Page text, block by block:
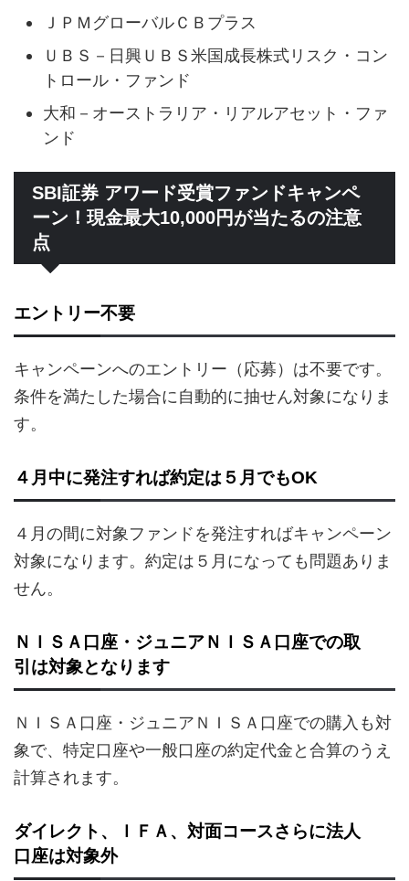
ＪＰＭグローバルＣＢプラス
ＵＢＳ－日興ＵＢＳ米国成長株式リスク・コン
トロール・ファンド
大和－オーストラリア・リアルアセット・ファ
ンド
SBI証券 アワード受賞ファンドキャンペ
ーン！現金最大10,000円が当たるの注意
点
エントリー不要
キャンペーンへのエントリー（応募）は不要です。
条件を満たした場合に自動的に抽せん対象になりま
す。
４月中に発注すれば約定は５月でもOK
４月の間に対象ファンドを発注すればキャンペーン
対象になります。約定は５月になっても問題ありま
せん。
ＮＩＳＡ口座・ジュニアＮＩＳＡ口座での取
引は対象となります
ＮＩＳＡ口座・ジュニアＮＩＳＡ口座での購入も対
象で、特定口座や一般口座の約定代金と合算のうえ
計算されます。
ダイレクト、ＩＦＡ、対面コースさらに法人
口座は対象外